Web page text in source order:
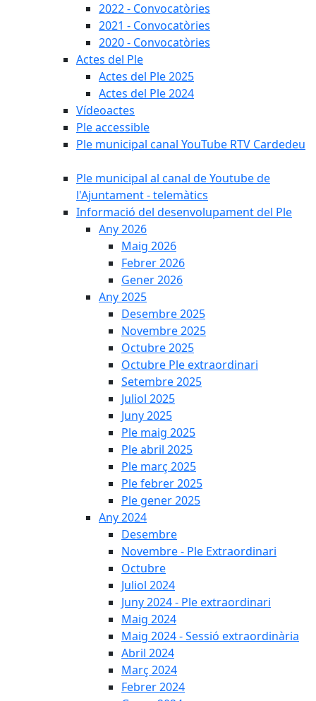
2022 - Convocatòries
2021 - Convocatòries
2020 - Convocatòries
Actes del Ple
Actes del Ple 2025
Actes del Ple 2024
Vídeoactes
Ple accessible
Ple municipal canal YouTube RTV Cardedeu
Ple municipal al canal de Youtube de
l'Ajuntament - telemàtics
Informació del desenvolupament del Ple
Any 2026
Maig 2026
Febrer 2026
Gener 2026
Any 2025
Desembre 2025
Novembre 2025
Octubre 2025
Octubre Ple extraordinari
Setembre 2025
Juliol 2025
Juny 2025
Ple maig 2025
Ple abril 2025
Ple març 2025
Ple febrer 2025
Ple gener 2025
Any 2024
Desembre
Novembre - Ple Extraordinari
Octubre
Juliol 2024
Juny 2024 - Ple extraordinari
Maig 2024
Maig 2024 - Sessió extraordinària
Abril 2024
Març 2024
Febrer 2024